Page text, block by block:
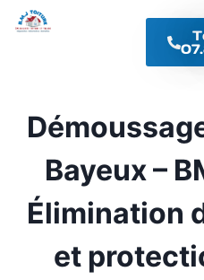
Bayeux –
Élimination
et